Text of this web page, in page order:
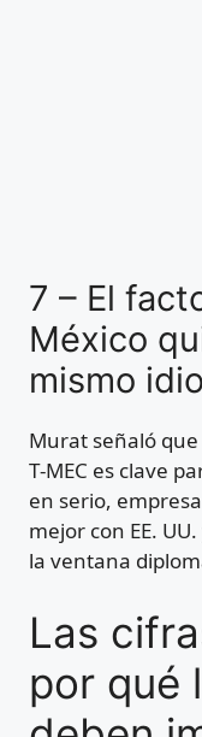
7 – El
México
mismo
Murat señaló
T‑MEC es clave
en serio,
mejor con EE.
la ventana
Las
por qué